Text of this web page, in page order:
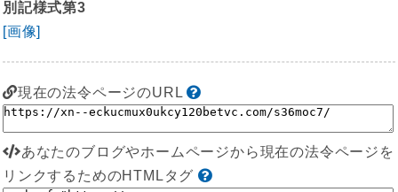
別記様式第3
[画像]
現在の法令ページのURL
あなたのブログやホームページから現在の法令ページを
リンクするためのHTMLタグ